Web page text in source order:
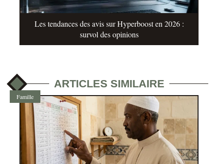
Les tendances des avis sur Hyperboost en 2026 :
survol des opinions
ARTICLES SIMILAIRE
Famille